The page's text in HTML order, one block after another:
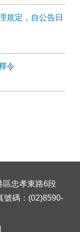
規定，自公告日
令
區忠孝東路6段
號碼：(02)8590-